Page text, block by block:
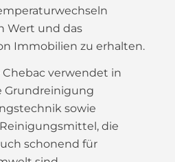
Wert und das
Immobilien zu erhalten.
verwendet in
Grundreinigung
sowie
die
schonend für